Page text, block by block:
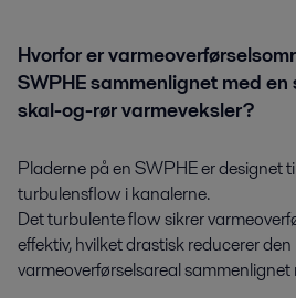
Hvorfor er
SWPHE sammenlignet med
skal-og-rør varmeveksler?
Pladerne på en SWPHE er designet
turbulensflow i kanalerne.
Det turbulente flow sikrer
effektiv, hvilket drastisk reducerer
varmeoverførselsareal